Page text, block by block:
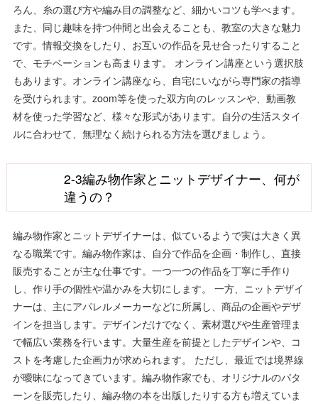
ろん、糸の選び方や編み目の調整など、細かいコツも学べます。
また、同じ趣味を持つ仲間と出会えることも、教室の大きな魅力
です。情報交換をしたり、お互いの作品を見せ合ったりすること
で、モチベーションも高まります。 オンライン講座という選択肢
もあります。オンライン講座なら、自宅にいながら専門家の指導
を受けられます。zoom等を使った双方向のレッスンや、動画教
材を使った学習など、様々な形式があります。自分の生活スタイ
ルに合わせて、無理なく続けられる方法を選びましょう。
2-3編み物作家とニットデザイナー、何が
違うの？
編み物作家とニットデザイナーは、似ているようで実は大きく異
なる職業です。編み物作家は、自分で作品を企画・制作し、直接
販売することが主な仕事です。一つ一つの作品を丁寧に手作り
し、作り手の個性や温かみを大切にします。 一方、ニットデザイ
ナーは、主にアパレルメーカーなどに所属し、商品の企画やデザ
インを担当します。デザインだけでなく、素材選びや生産管理ま
で幅広い業務を行います。大量生産を前提としたデザインや、コ
ストを考慮した企画力が求められます。 ただし、最近では境界線
が曖昧になってきています。編み物作家でも、オリジナルのパタ
ーンを販売したり、編み物の本を出版したりする方も増えていま